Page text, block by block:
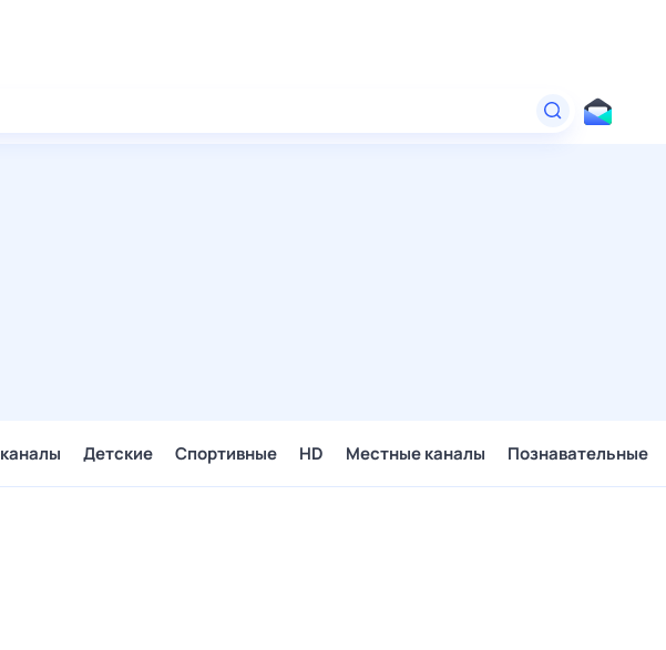
Детские Спортивные HD Местные каналы Познавательные